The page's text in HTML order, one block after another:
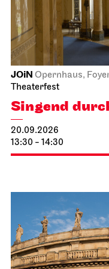
JOiN Opernhaus,
Theaterfest
Singend
20.09.2026
13:30 - 14:30